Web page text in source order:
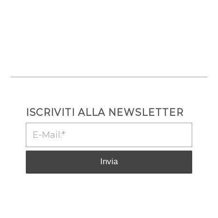
ISCRIVITI ALLA NEWSLETTER